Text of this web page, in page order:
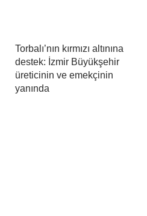
Torbalı’nın kırmızı altınına
destek: İzmir Büyükşehir
üreticinin ve emekçinin
yanında